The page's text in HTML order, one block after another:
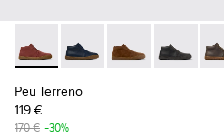
Peu Terreno - K300467-014 -
Peu Terreno - K300467-
Peu Terreno -
Peu
Peu Terreno
119 €
170 € -30%